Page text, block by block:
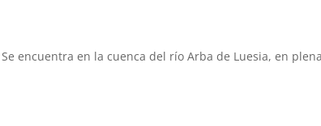
encuentra en la cuenca del río Arba de Luesia, en plena